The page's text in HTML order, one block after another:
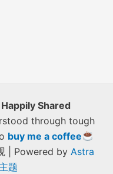
Shared
through tough
buy me a coffee
| Powered by Astra
题